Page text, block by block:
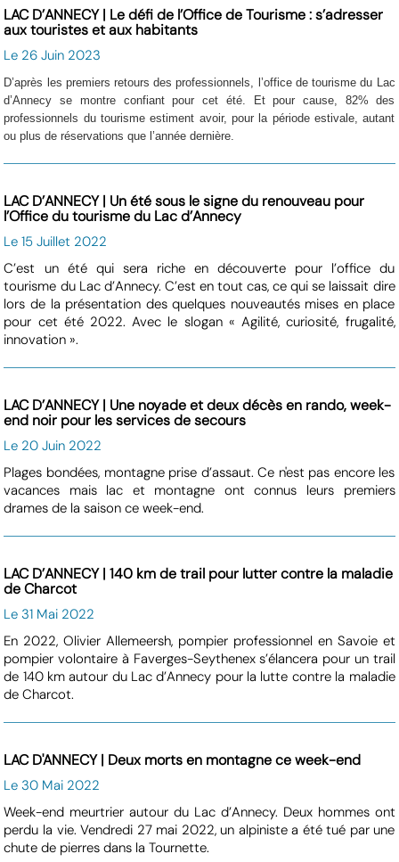
LAC D’ANNECY | Le défi de l’Office de Tourisme : s’adresser
aux touristes et aux habitants
Le 26 Juin 2023
D’après les premiers retours des professionnels, l’office de tourisme du Lac
d’Annecy se montre confiant pour cet été. Et pour cause, 82% des
professionnels du tourisme estiment avoir, pour la période estivale, autant
ou plus de réservations que l’année dernière.
LAC D’ANNECY | Un été sous le signe du renouveau pour
l’Office du tourisme du Lac d’Annecy
Le 15 Juillet 2022
C’est un été qui sera riche en découverte pour l’office du
tourisme du Lac d’Annecy. C’est en tout cas, ce qui se laissait dire
lors de la présentation des quelques nouveautés mises en place
pour cet été 2022. Avec le slogan « Agilité, curiosité, frugalité,
innovation ».
LAC D’ANNECY | Une noyade et deux décès en rando, week-
end noir pour les services de secours
Le 20 Juin 2022
Plages bondées, montagne prise d’assaut. Ce n'est pas encore les
vacances mais lac et montagne ont connus leurs premiers
drames de la saison ce week-end.
LAC D’ANNECY | 140 km de trail pour lutter contre la maladie
de Charcot
Le 31 Mai 2022
En 2022, Olivier Allemeersh, pompier professionnel en Savoie et
pompier volontaire à Faverges-Seythenex s’élancera pour un trail
de 140 km autour du Lac d’Annecy pour la lutte contre la maladie
de Charcot.
LAC D'ANNECY | Deux morts en montagne ce week-end
Le 30 Mai 2022
Week-end meurtrier autour du Lac d’Annecy. Deux hommes ont
perdu la vie. Vendredi 27 mai 2022, un alpiniste a été tué par une
chute de pierres dans la Tournette.